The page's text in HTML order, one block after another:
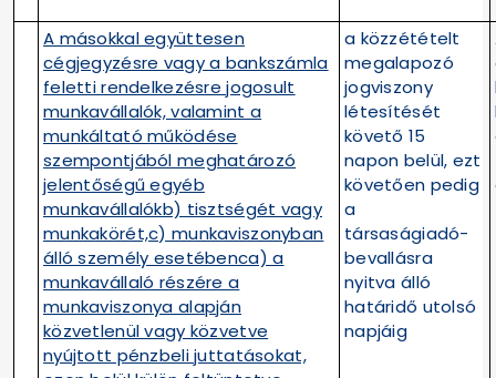
A másokkal együttesen
cégjegyzésre vagy a bankszámla
feletti rendelkezésre jogosult
munkavállalók, valamint a
munkáltató működése
szempontjából meghatározó
jelentőségű egyéb
munkavállalókb) tisztségét vagy
munkakörét,c) munkaviszonyban
álló személy esetébenca) a
munkavállaló részére a
munkaviszonya alapján
közvetlenül vagy közvetve
nyújtott pénzbeli juttatásokat,
a közzétételt
megalapozó
jogviszony
létesítését
követő 15
napon belül, ezt
követően pedig
a
társaságiadó-
bevallásra
nyitva álló
határidő utolsó
napjáig